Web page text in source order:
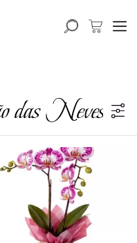
das Neves